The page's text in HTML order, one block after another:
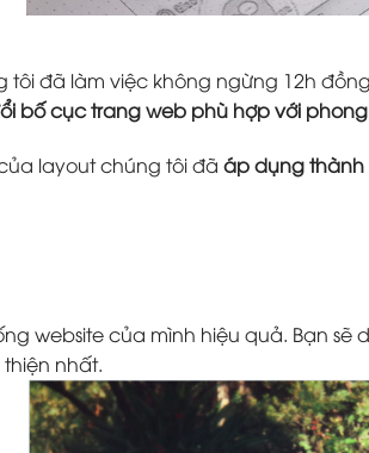
tôi đã làm việc không ngừng 12h
bố cục trang web phù hợp với
layout chúng tôi đã áp dụng
website của mình hiệu quả. Bạn sẽ
nhất.